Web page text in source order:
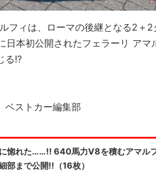
ィは、ローマの後継となる2＋2
本初公開されたフェラーリ アマ
る!?
ベストカー編集部
に惚れた……!! 640馬力V8を積むアマル
部まで公開!!（16枚）